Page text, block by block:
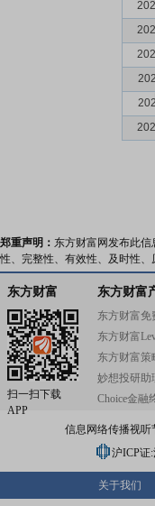
郑重声明： 东方财富网发布此
性、完整性、有效性、及时性
东方财富
扫一扫下载
APP
东方财富
东方财富免
东方财富
东方财富策
妙想投研助
Choice金融
信息网络传播视听
沪ICP证:
关于我们